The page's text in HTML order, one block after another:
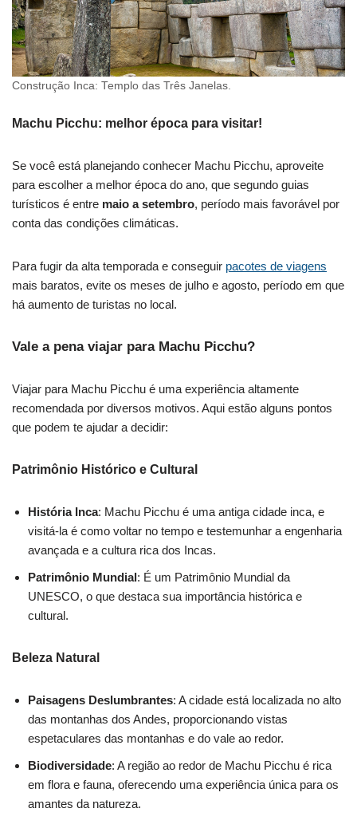
Construção Inca: Templo das Três Janelas.
Machu Picchu: melhor época para visitar!
Se você está planejando conhecer Machu Picchu, aproveite
para escolher a melhor época do ano, que segundo guias
turísticos é entre maio a setembro, período mais favorável por
conta das condições climáticas.
Para fugir da alta temporada e conseguir pacotes de viagens
mais baratos, evite os meses de julho e agosto, período em que
há aumento de turistas no local.
Vale a pena viajar para Machu Picchu?
Viajar para Machu Picchu é uma experiência altamente
recomendada por diversos motivos. Aqui estão alguns pontos
que podem te ajudar a decidir:
Patrimônio Histórico e Cultural
História Inca: Machu Picchu é uma antiga cidade inca, e
visitá-la é como voltar no tempo e testemunhar a engenharia
avançada e a cultura rica dos Incas.
Patrimônio Mundial: É um Patrimônio Mundial da
UNESCO, o que destaca sua importância histórica e
cultural.
Beleza Natural
Paisagens Deslumbrantes: A cidade está localizada no alto
das montanhas dos Andes, proporcionando vistas
espetaculares das montanhas e do vale ao redor.
Biodiversidade: A região ao redor de Machu Picchu é rica
em flora e fauna, oferecendo uma experiência única para os
amantes da natureza.